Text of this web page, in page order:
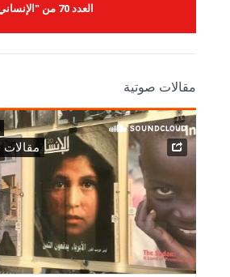
العدد 70 من "الإنساني"
مقالات صوتية